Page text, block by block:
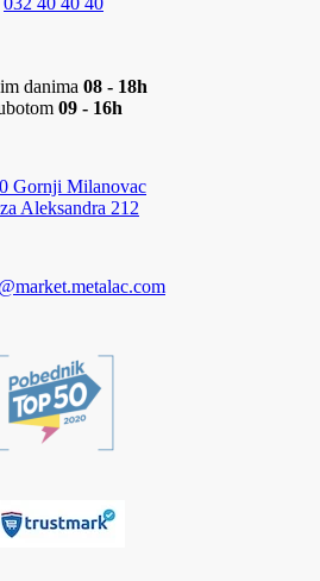
danima 08 - 18h
09 - 16h
Gornji Milanovac
Aleksandra 212